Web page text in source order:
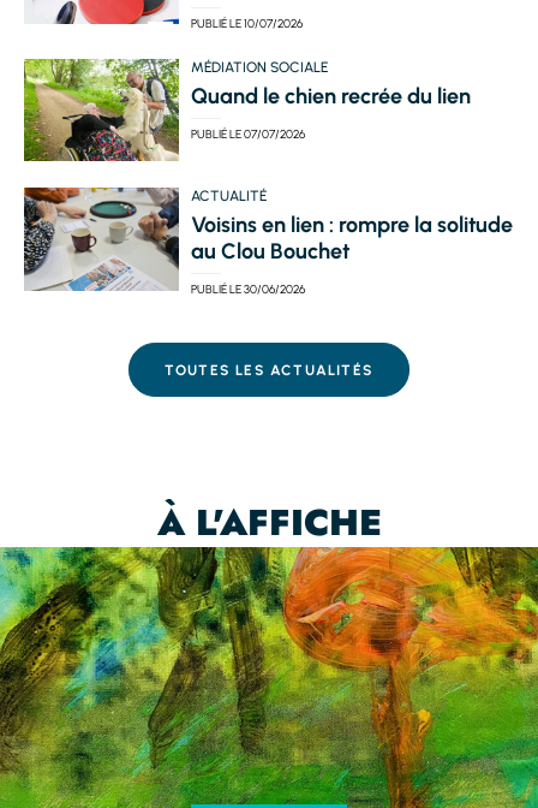
PUBLIÉ LE10/07/2026
MÉDIATION SOCIALE
Quand le chien recrée du lien
PUBLIÉ LE07/07/2026
ACTUALITÉ
Voisins en lien : rompre la solitude
au Clou Bouchet
PUBLIÉ LE30/06/2026
TOUTES LES ACTUALITÉS
À L'AFFICHE